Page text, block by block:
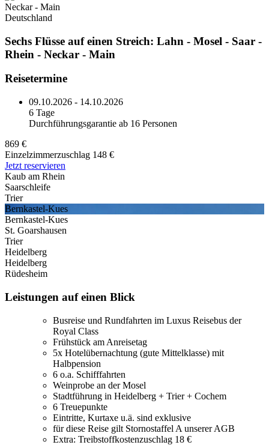
Deutschland
Sechs Flüsse auf einen Streich: Lahn - Mosel - Saar -
Rhein - Neckar - Main
Reisetermine
09.10.2026 - 14.10.2026
6 Tage
Durchführungsgarantie ab 16 Personen
869 €
Einzelzimmerzuschlag 148 €
Jetzt reservieren
Kaub am Rhein
Saarschleife
Trier
Bernkastel-Kues
Bernkastel-Kues
St. Goarshausen
Trier
Heidelberg
Heidelberg
Rüdesheim
Leistungen auf einen Blick
Busreise und Rundfahrten im Luxus Reisebus der
Royal Class
Frühstück am Anreisetag
5x Hotelübernachtung (gute Mittelklasse) mit
Halbpension
6 o.a. Schifffahrten
Weinprobe an der Mosel
Stadtführung in Heidelberg + Trier + Cochem
6 Treuepunkte
Eintritte, Kurtaxe u.ä. sind exklusive
für diese Reise gilt Stornostaffel A unserer AGB
Extra: Treibstoffkostenzuschlag 18 €